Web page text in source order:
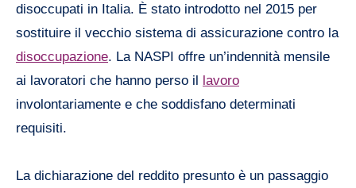
disoccupati in Italia. È stato introdotto nel 2015 per
sostituire il vecchio sistema di assicurazione contro la
disoccupazione. La NASPI offre un’indennità mensile
ai lavoratori che hanno perso il lavoro
involontariamente e che soddisfano determinati
requisiti.
La dichiarazione del reddito presunto è un passaggio